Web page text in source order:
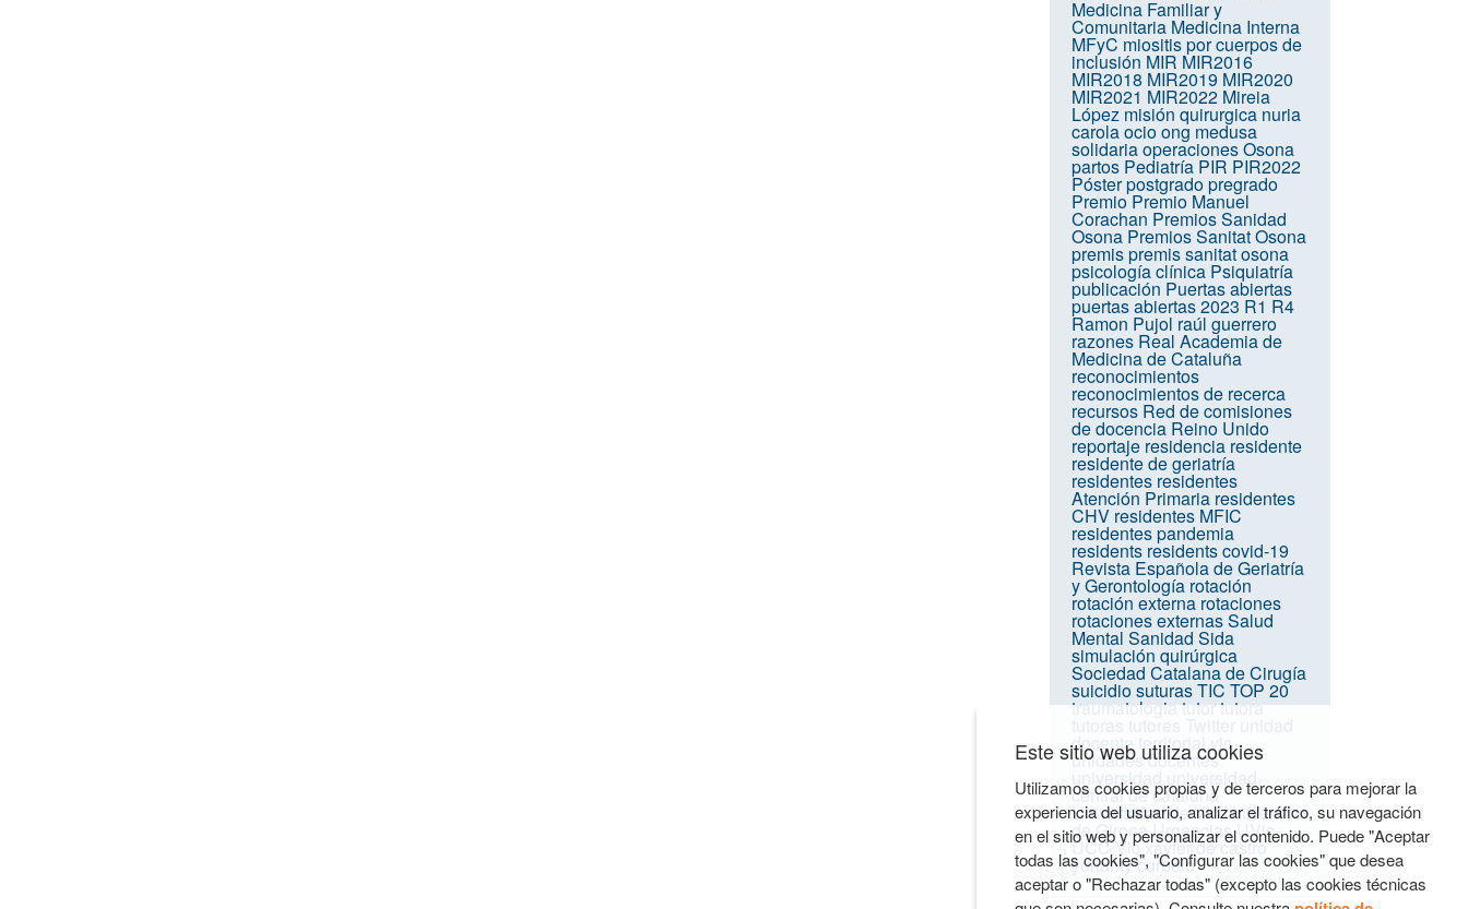
Medicina Familiar y
Comunitaria Medicina Interna
MFyC miositis por cuerpos de
inclusión MIR MIR2016
MIR2018 MIR2019 MIR2020
MIR2021 MIR2022 Mireia
López misión quirurgica nuria
carolaocioong medusa
solidariaoperacionesOsona
partos Pediatría PIR PIR2022
Pósterpostgradopregrado
Premio Premio Manuel
Corachan Premios Sanidad
Osona Premios Sanitat Osona
premispremis sanitat osona
psicología clínica Psiquiatría
publicación Puertas abiertas
puertas abiertas 2023 R1 R4
Ramon Pujol raúl guerrero
razones Real Academia de
Medicina de Cataluña
reconocimientos
reconocimientos de recerca
recursos Red de comisiones
de docencia Reino Unido
reportaje residencia residente
residente de geriatría
residentes residentes
Atención Primaria residentes
CHV residentes MFIC
residentes pandemia
residents residents covid-19
Revista Española de Geriatría
y Gerontología rotación
rotación externa rotaciones
rotaciones externasSalud
Mental Sanidad Sida
simulación quirúrgica
Sociedad Catalana de Cirugía
suicidiosuturasTIC TOP 20
traumatologia tutor tutora
docente territorial vic
unidades docentes
universidad universidad
central de cataluña
Universidad de VicUniversitat
de GironaUrgencias UVic-
UCC Vicxavier de castro
yuhamy curbelo
Este sitio web utiliza cookies
Utilizamos cookies propias y de terceros para mejorar la
experiencia del usuario, analizar el tráfico, su navegación
en el sitio web y personalizar el contenido. Puede "Aceptar
todas las cookies", "Configurar las cookies" que desea
aceptar o "Rechazar todas" (excepto las cookies técnicas